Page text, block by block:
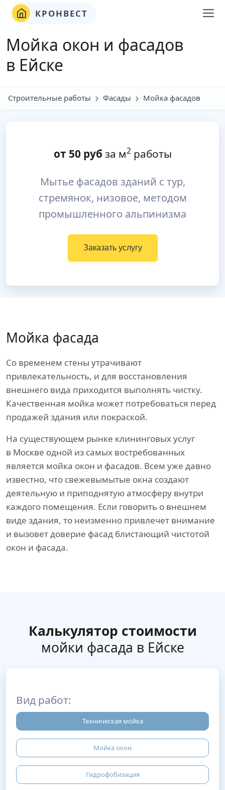
КРОНВЕСТ
Мойка окон и фасадов
в Ейске
Строительные работы Фасады Мойка фасадов
от 50руб за м2работы
Мытье фасадов зданий с тур,
стремянок, низовое, методом
промышленного альпинизма
Заказать услугу
Мойка фасада
Со временем стены утрачивают
привлекательность, и для восстановления
внешнего вида приходится выполнять чистку.
Качественная мойка может потребоваться перед
продажей здания или покраской.
На существующем рынке клининговых услуг
в Москве одной из самых востребованных
является мойка окон и фасадов. Всем уже давно
известно, что свежевымытые окна создают
деятельную и приподнятую атмосферу внутри
каждого помещения. Если говорить о внешнем
виде здания, то неизменно привлечет внимание
и вызовет доверие фасад блистающий чистотой
окон и фасада.
Калькулятор стоимости
мойки фасада в Ейске
Вид работ:
Техническая мойка
Мойка окон
Гидрофобизация